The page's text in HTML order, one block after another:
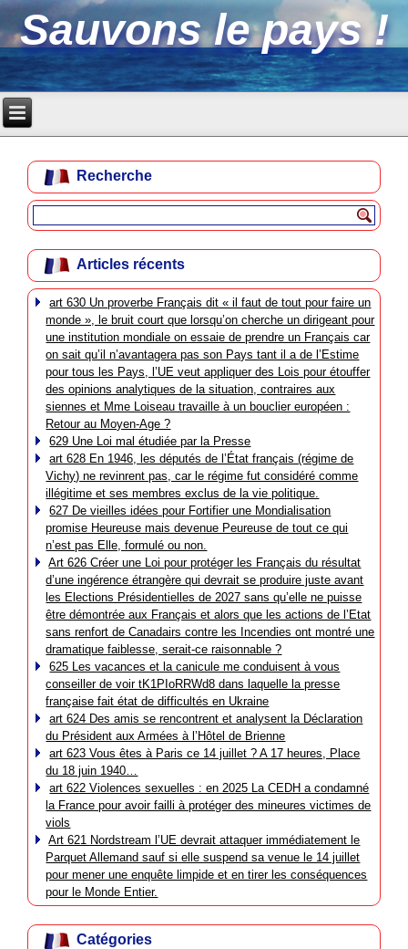
Sauvons le pays !
Recherche
Articles récents
art 630 Un proverbe Français dit « il faut de tout pour faire un
monde », le bruit court que lorsqu’on cherche un dirigeant pour
une institution mondiale on essaie de prendre un Français car
on sait qu’il n’avantagera pas son Pays tant il a de l’Estime
pour tous les Pays, l’UE veut appliquer des Lois pour étouffer
des opinions analytiques de la situation, contraires aux
siennes et Mme Loiseau travaille à un bouclier européen :
Retour au Moyen-Age ?
629 Une Loi mal étudiée par la Presse
art 628 En 1946, les députés de l’État français (régime de
Vichy) ne revinrent pas, car le régime fut considéré comme
illégitime et ses membres exclus de la vie politique.
627 De vieilles idées pour Fortifier une Mondialisation
promise Heureuse mais devenue Peureuse de tout ce qui
n’est pas Elle, formulé ou non.
Art 626 Créer une Loi pour protéger les Français du résultat
d’une ingérence étrangère qui devrait se produire juste avant
les Elections Présidentielles de 2027 sans qu’elle ne puisse
être démontrée aux Français et alors que les actions de l’Etat
sans renfort de Canadairs contre les Incendies ont montré une
dramatique faiblesse, serait-ce raisonnable ?
625 Les vacances et la canicule me conduisent à vous
conseiller de voir tK1PIoRRWd8 dans laquelle la presse
française fait état de difficultés en Ukraine
art 624 Des amis se rencontrent et analysent la Déclaration
du Président aux Armées à l’Hôtel de Brienne
art 623 Vous êtes à Paris ce 14 juillet ? A 17 heures, Place
du 18 juin 1940…
art 622 Violences sexuelles : en 2025 La CEDH a condamné
la France pour avoir failli à protéger des mineures victimes de
viols
Art 621 Nordstream l’UE devrait attaquer immédiatement le
Parquet Allemand sauf si elle suspend sa venue le 14 juillet
pour mener une enquête limpide et en tirer les conséquences
pour le Monde Entier.
Catégories